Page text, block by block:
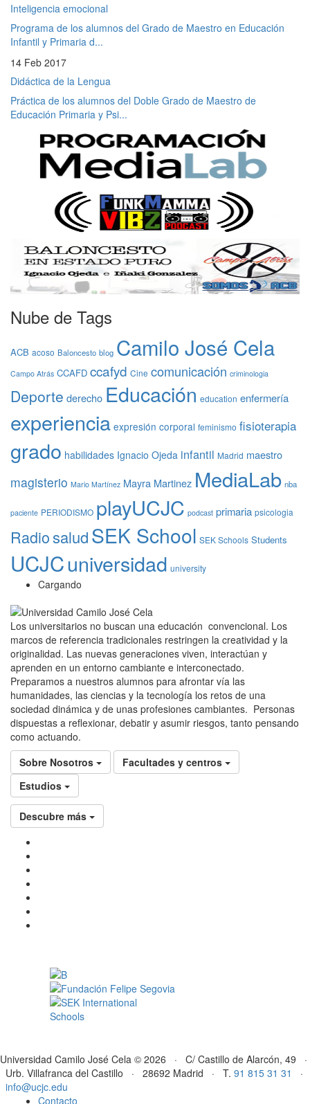
Inteligencia emocional
Programa de los alumnos del Grado de Maestro en Educación
Infantil y Primaria d...
14 Feb 2017
Didáctica de la Lengua
Práctica de los alumnos del Doble Grado de Maestro de
Educación Primaria y Psi...
Nube de Tags
ACB acoso Baloncesto blog Camilo José Cela
Campo Atrás CCAFD ccafyd Cine comunicación criminologia
Deporte derecho Educación education enfermería
experiencia expresión corporal feminismo fisioterapia
grado habilidades Ignacio Ojeda infantil Madrid maestro
magisterio Mario Martínez Mayra Martinez MediaLab nba
paciente PERIODISMO playUCJC podcast primaria psicologia
RadiosaludSEK School SEK Schools Students
UCJCuniversidad university
Cargando
Los universitarios no buscan una educación convencional. Los
marcos de referencia tradicionales restringen la creatividad y la
originalidad. Las nuevas generaciones viven, interactúan y
aprenden en un entorno cambiante e interconectado.
Preparamos a nuestros alumnos para afrontar vía las
humanidades, las ciencias y la tecnología los retos de una
sociedad dinámica y de unas profesiones cambiantes. Personas
dispuestas a reflexionar, debatir y asumir riesgos, tanto pensando
como actuando.
Sobre Nosotros
Facultades y centros
Estudios
Descubre más
Universidad Camilo José Cela © 2026 · C/ Castillo de Alarcón, 49 ·
Urb. Villafranca del Castillo · 28692 Madrid · T. 91 815 31 31
·
info@ucjc.edu
Contacto